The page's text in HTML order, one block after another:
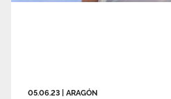
05.06.23 ARAGÓN